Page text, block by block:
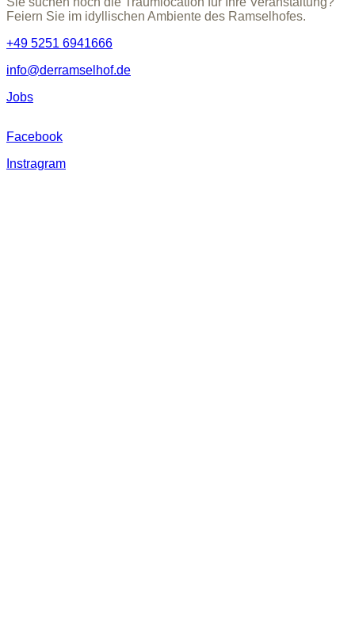
Feiern Sie im idyllischen Ambiente des Ramselhofes.
+49 5251 6941666
info@derramselhof.de
Jobs
Facebook
Instragram